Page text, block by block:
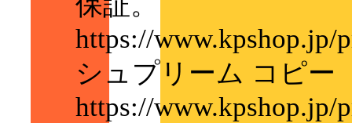
https://www.kpshop.jp/
シュプリーム コピー
https://www.kpshop.jp/